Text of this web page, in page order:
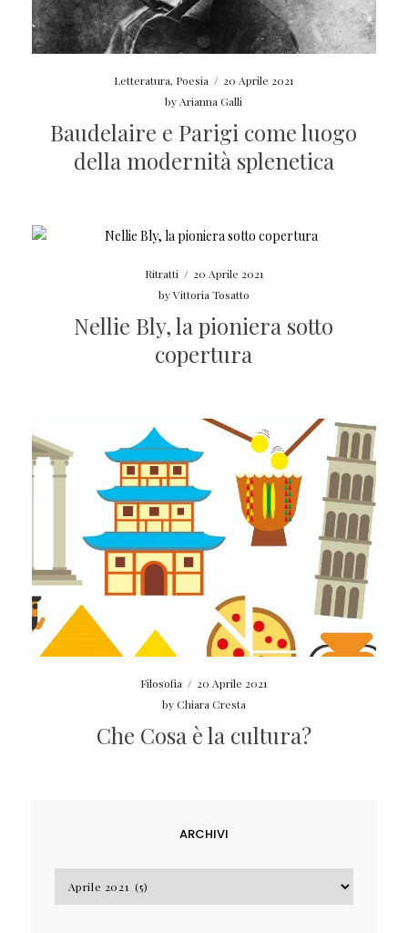
Letteratura, Poesia / 20 Aprile 2021
by Arianna Galli
Baudelaire e Parigi come luogo
della modernità splenetica
Ritratti / 20 Aprile 2021
byVittoria Tosatto
Nellie Bly, la pioniera sotto
copertura
Filosofia / 20 Aprile 2021
byChiara Cresta
Che Cosa è la cultura?
ARCHIVI